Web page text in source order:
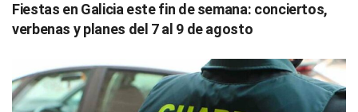
Fiestas en Galicia este fin de semana: conciertos,
verbenas y planes del 7 al 9 de agosto